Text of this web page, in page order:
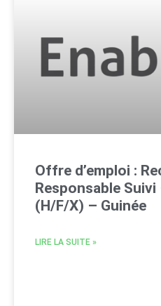
Offre d’emploi :
Responsable
(H/F/X) – Guinée
LIRE LA SUITE »